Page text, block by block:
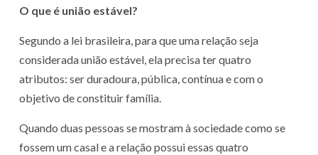
O que é união estável?
Segundo a lei brasileira, para que uma relação seja
considerada união estável, ela precisa ter quatro
atributos: ser duradoura, pública, contínua e com o
objetivo de constituir família.
Quando duas pessoas se mostram à sociedade como se
fossem um casal e a relação possui essas quatro